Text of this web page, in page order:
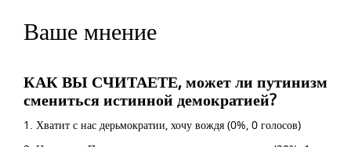
Ваше мнение
КАК ВЫ СЧИТАЕТЕ, может ли путинизм
смениться истинной демократией?
1. Хватит с нас дерьмократии, хочу вождя (0%, 0 голосов)